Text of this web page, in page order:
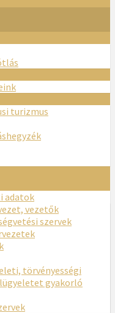
turizmus
adatok
vezetők
szervek
törvényességi
gyakorló